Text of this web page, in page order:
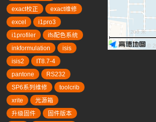
exact校正
exact维修
excel
i1pro3
i1profiler
ifs配色系统
inkformulation
isis
isis2
IT8.7-4
pantone
RS232
SP6系列维修
toolcrib
xrite
光源箱
升级固件
固件版本
200 米
©